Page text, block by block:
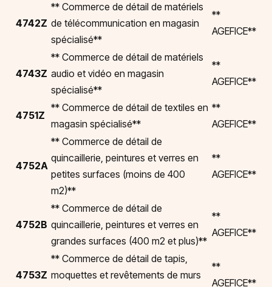
4742Z
** Commerce de détail de matériels
de télécommunication en magasin
spécialisé**
**
AGEFICE**
4743Z
** Commerce de détail de matériels
audio et vidéo en magasin
spécialisé**
**
AGEFICE**
4751Z
** Commerce de détail de textiles en
magasin spécialisé**
**
AGEFICE**
4752A
** Commerce de détail de
quincaillerie, peintures et verres en
petites surfaces (moins de 400
m2)**
**
AGEFICE**
4752B
** Commerce de détail de
quincaillerie, peintures et verres en
grandes surfaces (400 m2 et plus)**
**
AGEFICE**
4753Z
** Commerce de détail de tapis,
moquettes et revêtements de murs
**
AGEFICE**